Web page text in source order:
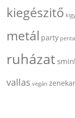
kiegészitő
metál party
ruházat
vallas vegán zenekar